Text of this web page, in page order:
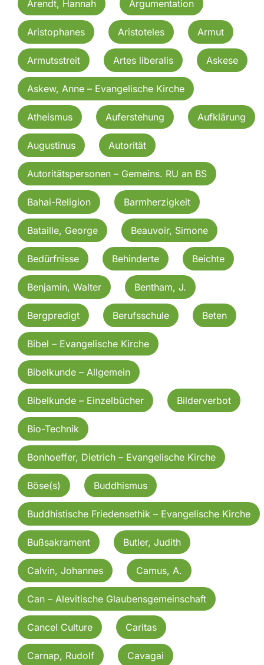
Arendt, Hannah Argumentation
Aristophanes Aristoteles Armut
Armutsstreit Artes liberalis Askese
Askew, Anne – Evangelische Kirche
Atheismus Auferstehung Aufklärung
Augustinus Autorität
Autoritätspersonen – Gemeins. RU an BS
Bahai-Religion Barmherzigkeit
Bataille, George Beauvoir, Simone
Bedürfnisse Behinderte Beichte
Benjamin, Walter Bentham, J.
Bergpredigt Berufsschule Beten
Bibel – Evangelische Kirche
Bibelkunde – Allgemein
Bibelkunde – Einzelbücher Bilderverbot
Bio-Technik
Bonhoeffer, Dietrich – Evangelische Kirche
Böse(s) Buddhismus
Buddhistische Friedensethik – Evangelische Kirche
Bußsakrament Butler, Judith
Calvin, Johannes Camus, A.
Can – Alevitische Glaubensgemeinschaft
Cancel Culture Caritas
Carnap, Rudolf Cavagai